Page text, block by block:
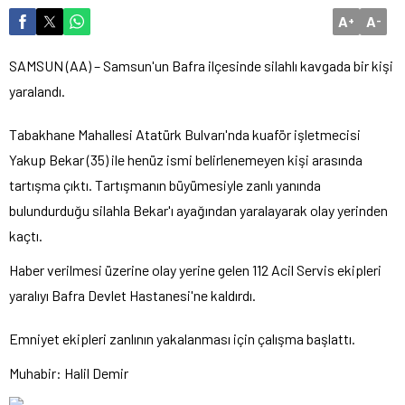
A+ A-
SAMSUN (AA) – Samsun'un Bafra ilçesinde silahlı kavgada bir kişi
yaralandı.
Tabakhane Mahallesi Atatürk Bulvarı'nda kuaför işletmecisi
Yakup Bekar (35) ile henüz ismi belirlenemeyen kişi arasında
tartışma çıktı. Tartışmanın büyümesiyle zanlı yanında
bulundurduğu silahla Bekar'ı ayağından yaralayarak olay yerinden
kaçtı.
Haber verilmesi üzerine olay yerine gelen 112 Acil Servis ekipleri
yaralıyı Bafra Devlet Hastanesi'ne kaldırdı.
Emniyet ekipleri zanlının yakalanması için çalışma başlattı.
Muhabir: Halil Demir